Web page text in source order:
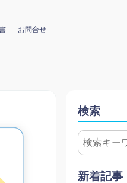
お問合せ
検索
新着記事